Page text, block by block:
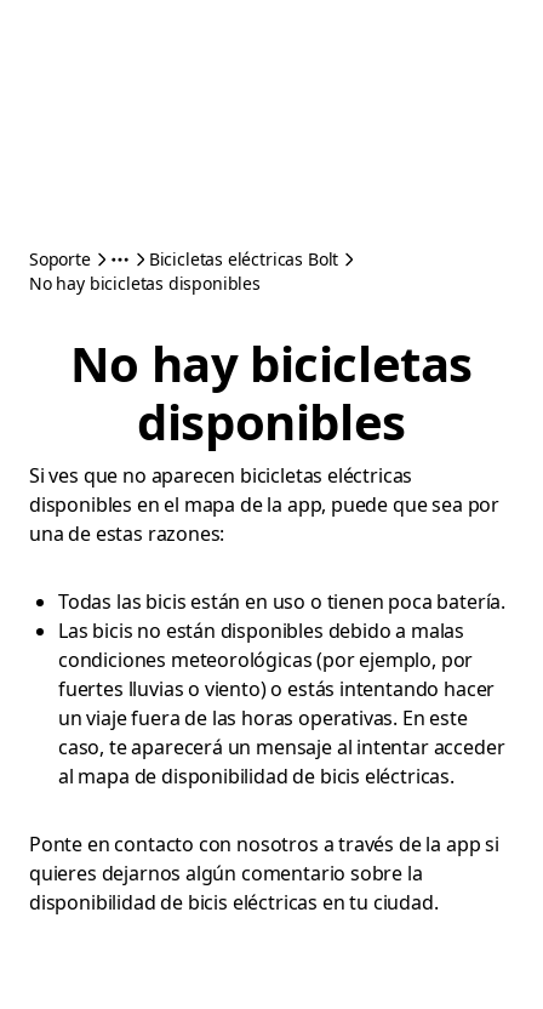
Soporte
Bicicletas eléctricas Bolt
No hay bicicletas disponibles
No hay bicicletas
disponibles
Si ves que no aparecen bicicletas eléctricas
disponibles en el mapa de la app, puede que sea por
una de estas razones:
Todas las bicis están en uso o tienen poca batería.
Las bicis no están disponibles debido a malas
condiciones meteorológicas (por ejemplo, por
fuertes lluvias o viento) o estás intentando hacer
un viaje fuera de las horas operativas. En este
caso, te aparecerá un mensaje al intentar acceder
al mapa de disponibilidad de bicis eléctricas.
Ponte en contacto con nosotros a través de la app si
quieres dejarnos algún comentario sobre la
disponibilidad de bicis eléctricas en tu ciudad.